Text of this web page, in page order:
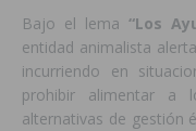
Bajo el lema “Los
entidad animalista
incurriendo en
prohibir alimentar a
alternativas de gestión